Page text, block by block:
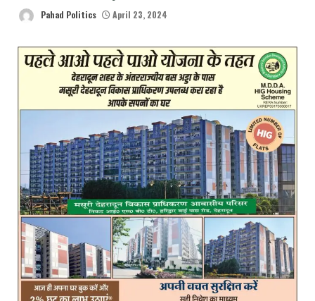
Pahad Politics April 23, 2024